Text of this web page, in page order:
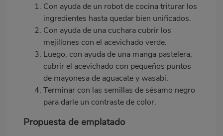
Con ayuda de un robot de cocina triturar los
ingredientes hasta quedar bien unificados.
Con ayuda de una cuchara cubrir los
mejillones con el acevichado verde.
Luego, con ayuda de una manga pastelera,
cubrir el acevichado con pequeños puntos
de mayonesa de aguacate y wasabi.
Terminar con las semillas de sésamo negro
para darle un contraste de color.
Propuesta de emplatado